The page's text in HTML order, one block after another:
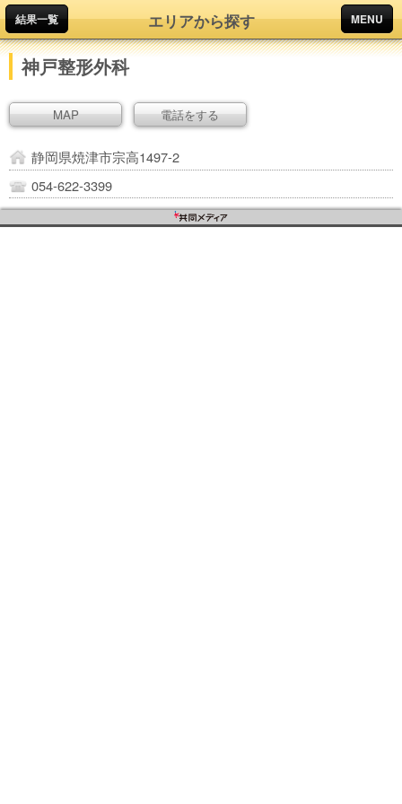
結果一覧 エリアから探す MENU
神戸整形外科
MAP 電話をする
静岡県焼津市宗高1497-2
054-622-3399